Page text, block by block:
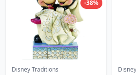
-38%
Disney Traditions